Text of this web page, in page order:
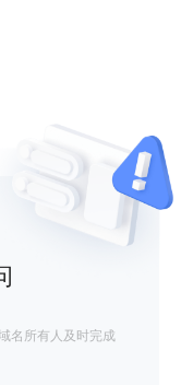
名所有人及时完成